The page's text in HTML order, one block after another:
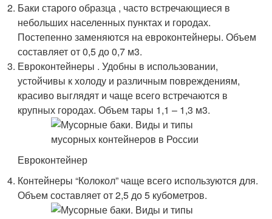
Баки старого образца , часто встречающиеся в
небольших населенных пунктах и городах.
Постепенно заменяются на евроконтейнеры. Объем
составляет от 0,5 до 0,7 м3.
Евроконтейнеры . Удобны в использовании,
устойчивы к холоду и различным повреждениям,
красиво выглядят и чаще всего встречаются в
крупных городах. Объем тары 1,1 – 1,3 м3.
Евроконтейнер
Контейнеры “Колокол” чаще всего используются для.
Объем составляет от 2,5 до 5 кубометров.